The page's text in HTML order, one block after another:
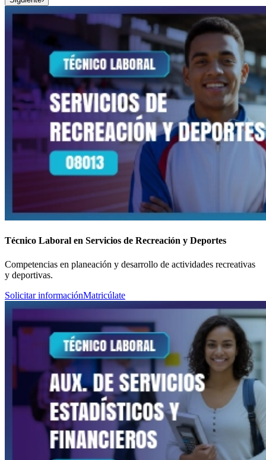
Técnico Laboral en Servicios de Recreación y Deportes
Competencias en planeación y desarrollo de actividades recreativas
y deportivas.
Solicitar informaciónMatricúlate